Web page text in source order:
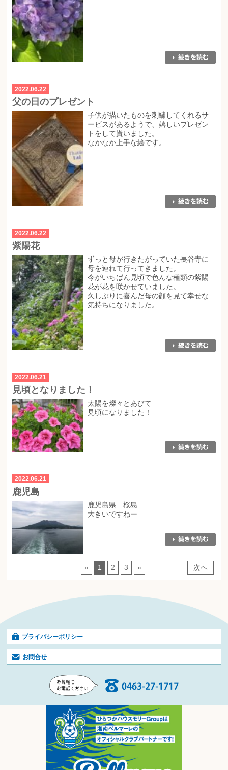
2022.06.22
父の日のプレゼント
子供が描いたものを刺繍してくれるサ
ービスがあるようで、嬉しいプレゼン
トをして貰いました。
なかなか上手な絵です。
2022.06.22
紫陽花
ずっと母が行きたがっていた長谷寺に
母を連れて行ってきました。
今がいちばん見頃で色んな種類の紫陽
花が花を咲かせていました。
久しぶりに喜んだ母の顔を見て幸せな
気持ちになりました。
2022.06.21
見頃となりました！
太陽を燦々とあびて
見頃になりました！
2022.06.21
鹿児島
鹿児島県 桜島
大きいですねー
« 1 2 3 » 次へ
プライバシーポリシー
お問合せ